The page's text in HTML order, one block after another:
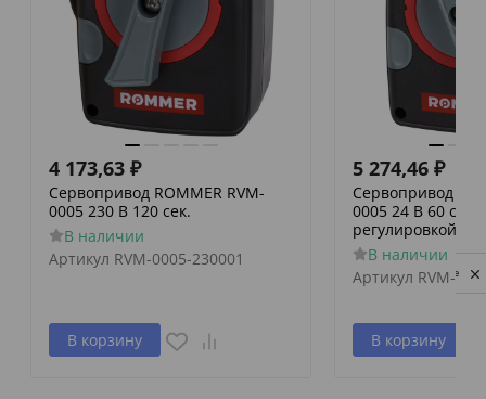
4 173,63 ₽
Сервопривод ROMMER RVM-
0005 230 В 120 сек.
В наличии
Артикул RVM-0005-230001
В корзину
5 274,46 ₽
Сервопривод
0005 24 В 60
регулировкой по
В наличии
Артикул RVM-
В корзину
Privacy notice